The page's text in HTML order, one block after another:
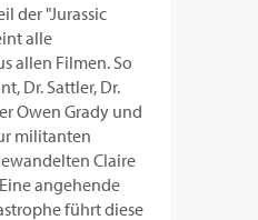
der "Jurassic
alle
allen Filmen. So
Dr. Sattler, Dr.
Owen Grady und
militanten
Claire
angehende
führt diese